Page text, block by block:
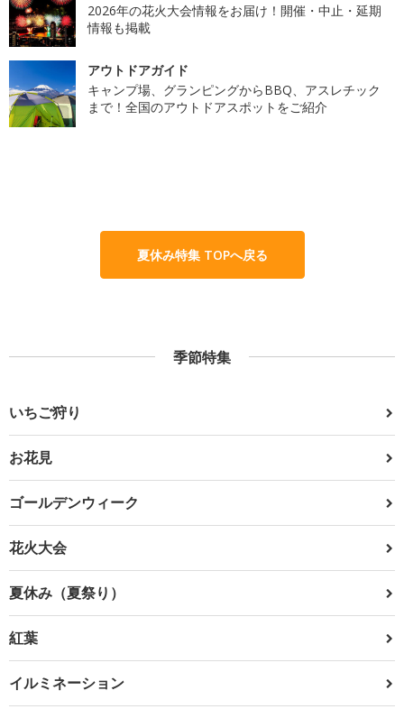
2026年の花火大会情報をお届け！開催・中止・延期
情報も掲載
アウトドアガイド
キャンプ場、グランピングからBBQ、アスレチック
まで！全国のアウトドアスポットをご紹介
夏休み特集 TOPへ戻る
季節特集
いちご狩り
お花見
ゴールデンウィーク
花火大会
夏休み（夏祭り）
紅葉
イルミネーション